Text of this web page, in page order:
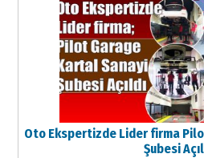
Oto Ekspertizde Lider firma
Şubesi